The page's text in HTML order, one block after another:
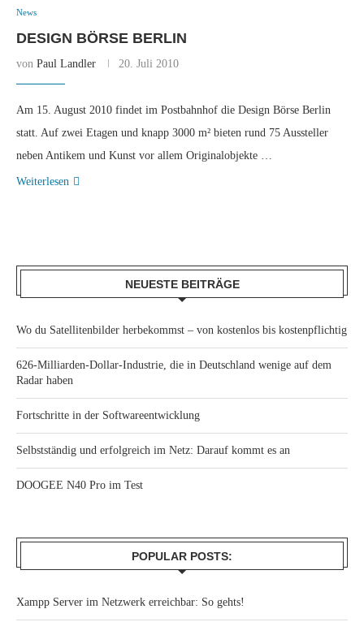
News
DESIGN BÖRSE BERLIN
von Paul Landler 20. Juli 2010
Am 15. August 2010 findet im Postbahnhof die Design Börse Berlin
statt. Auf zwei Etagen und knapp 3000 m² bieten rund 75 Aussteller
neben Antikem und Kunst vor allem Originalobjekte …
Weiterlesen
NEUESTE BEITRÄGE
Wo du Satellitenbilder herbekommst – von kostenlos bis kostenpflichtig
626-Milliarden-Dollar-Industrie, die in Deutschland wenige auf dem
Radar haben
Fortschritte in der Softwareentwicklung
Selbstständig und erfolgreich im Netz: Darauf kommt es an
DOOGEE N40 Pro im Test
POPULAR POSTS:
Xampp Server im Netzwerk erreichbar: So gehts!